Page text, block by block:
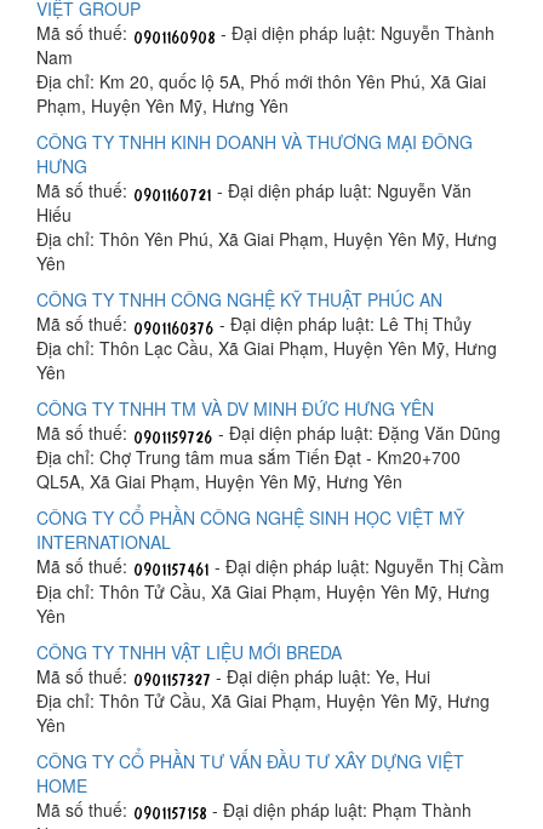
VIỆT GROUP
Mã số thuế:
- Đại diện pháp luật: Nguyễn Thành
Nam
Địa chỉ: Km 20, quốc lộ 5A, Phố mới thôn Yên Phú, Xã Giai
Phạm, Huyện Yên Mỹ, Hưng Yên
CÔNG TY TNHH KINH DOANH VÀ THƯƠNG MẠI ĐÔNG
HƯNG
Mã số thuế:
- Đại diện pháp luật: Nguyễn Văn
Hiếu
Địa chỉ: Thôn Yên Phú, Xã Giai Phạm, Huyện Yên Mỹ, Hưng
Yên
CÔNG TY TNHH CÔNG NGHỆ KỸ THUẬT PHÚC AN
Mã số thuế:
- Đại diện pháp luật: Lê Thị Thủy
Địa chỉ: Thôn Lạc Cầu, Xã Giai Phạm, Huyện Yên Mỹ, Hưng
Yên
CÔNG TY TNHH TM VÀ DV MINH ĐỨC HƯNG YÊN
Mã số thuế:
- Đại diện pháp luật: Đặng Văn Dũng
Địa chỉ: Chợ Trung tâm mua sắm Tiến Đạt - Km20+700
QL5A, Xã Giai Phạm, Huyện Yên Mỹ, Hưng Yên
CÔNG TY CỔ PHẦN CÔNG NGHỆ SINH HỌC VIỆT MỸ
INTERNATIONAL
Mã số thuế:
- Đại diện pháp luật: Nguyễn Thị Cầm
Địa chỉ: Thôn Tử Cầu, Xã Giai Phạm, Huyện Yên Mỹ, Hưng
Yên
CÔNG TY TNHH VẬT LIỆU MỚI BREDA
Mã số thuế:
- Đại diện pháp luật: Ye, Hui
Địa chỉ: Thôn Tử Cầu, Xã Giai Phạm, Huyện Yên Mỹ, Hưng
Yên
CÔNG TY CỔ PHẦN TƯ VẤN ĐẦU TƯ XÂY DỰNG VIỆT
HOME
Mã số thuế:
- Đại diện pháp luật: Phạm Thành